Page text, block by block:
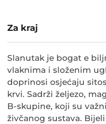
Za kraj
Slanutak je bogat e
vlaknima i složenim
doprinosi osjećaju
krvi. Sadrži željezo,
B-skupine, koji su
živčanog sustava.